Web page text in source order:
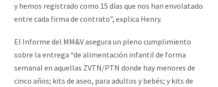
y hemos registrado como 15 días que nos han envolatado
entre cada firma de contrato”, explica Henry.
El Informe del MM&V asegura un pleno cumplimiento
sobre la entrega “de alimentación infantil de forma
semanal en aquellas ZVTN/PTN donde hay menores de
cinco años; kits de aseo, para adultos y bebés; y kits de